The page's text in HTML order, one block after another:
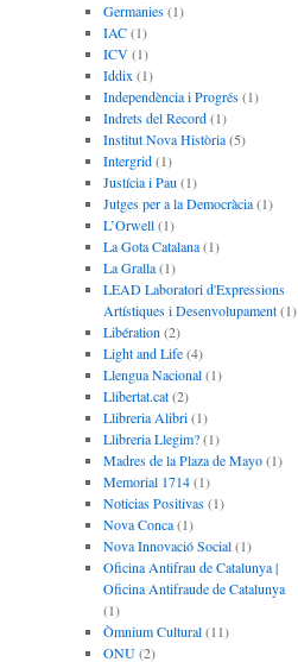
Germanies(1)
IAC(1)
ICV(1)
Iddix (1)
Independència i Progrés(1)
Indrets del Record(1)
Institut Nova Història(5)
Intergrid(1)
Justícia i Pau (1)
Jutges per a la Democràcia(1)
L’Orwell(1)
La Gota Catalana(1)
La Gralla(1)
LEAD Laboratori d'Expressions
Artístiques i Desenvolupament(1)
Libération (2)
Light and Life(4)
Llengua Nacional(1)
Llibertat.cat(2)
Llibreria Alibri(1)
Llibreria Llegim?(1)
Madres de la Plaza de Mayo(1)
Memorial 1714(1)
Noticias Positivas(1)
Nova Conca(1)
Nova Innovació Social(1)
Oficina Antifrau de Catalunya |
Oficina Antifraude de Catalunya
(1)
Òmnium Cultural(11)
ONU(2)